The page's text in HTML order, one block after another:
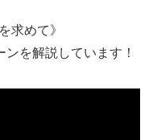
求めて》
を解説しています！